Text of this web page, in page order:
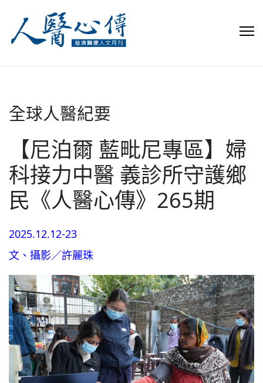
全球人醫紀要
【尼泊爾 藍毗尼專區】婦
科接力中醫 義診所守護鄉
民《人醫心傳》265期
2025.12.12-23
文、攝影／許麗珠